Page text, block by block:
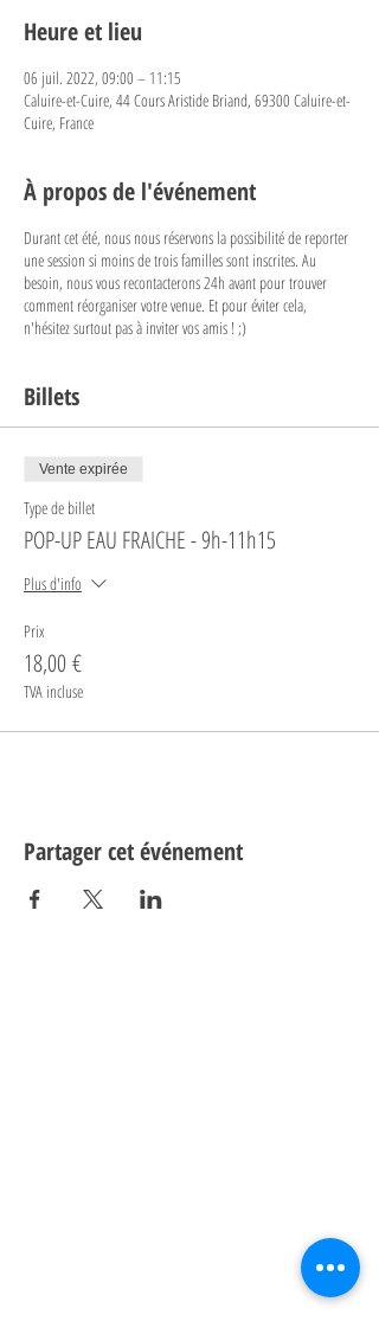
Heure et lieu
06 juil. 2022, 09:00 – 11:15
Caluire-et-Cuire, 44 Cours Aristide Briand, 69300 Caluire-et-
Cuire, France
À propos de l'événement
Durant cet été, nous nous réservons la possibilité de reporter
une session si moins de trois familles sont inscrites. Au
besoin, nous vous recontacterons 24h avant pour trouver
comment réorganiser votre venue. Et pour éviter cela,
n'hésitez surtout pas à inviter vos amis ! ;)
Billets
Vente expirée
Type de billet
POP-UP EAU FRAICHE - 9h-11h15
Plus d'info
Prix
18,00 €
TVA incluse
Partager cet événement